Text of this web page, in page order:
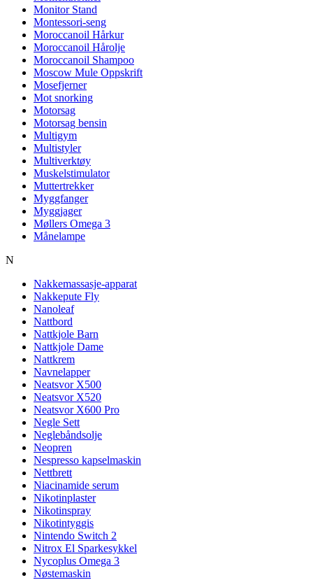
Monitor Stand
Montessori-seng
Moroccanoil Hårkur
Moroccanoil Hårolje
Moroccanoil Shampoo
Moscow Mule Oppskrift
Mosefjerner
Mot snorking
Motorsag
Motorsag bensin
Multigym
Multistyler
Multiverktøy
Muskelstimulator
Muttertrekker
Myggfanger
Myggjager
Møllers Omega 3
Månelampe
N
Nakkemassasje-apparat
Nakkepute Fly
Nanoleaf
Nattbord
Nattkjole Barn
Nattkjole Dame
Nattkrem
Navnelapper
Neatsvor X500
Neatsvor X520
Neatsvor X600 Pro
Negle Sett
Neglebåndsolje
Neopren
Nespresso kapselmaskin
Nettbrett
Niacinamide serum
Nikotinplaster
Nikotinspray
Nikotintyggis
Nintendo Switch 2
Nitrox El Sparkesykkel
Nycoplus Omega 3
Nøstemaskin